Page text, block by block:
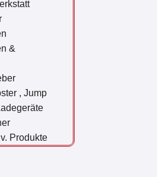
&
, Jump
Produkte